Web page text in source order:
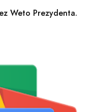
Weto Prezydenta.